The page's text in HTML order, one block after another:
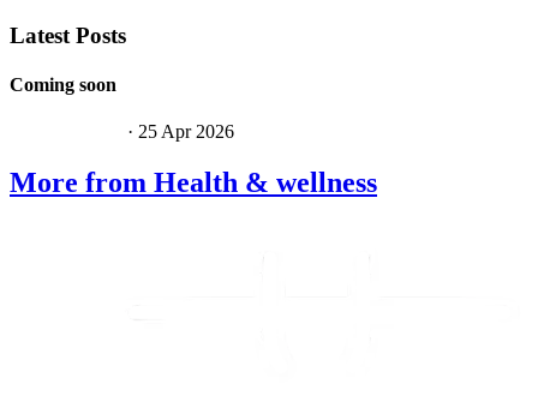
Latest Posts
Coming soon
· 25 Apr 2026
More from Health & wellness